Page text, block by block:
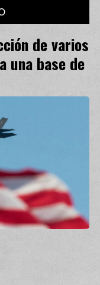
de varios
una base de